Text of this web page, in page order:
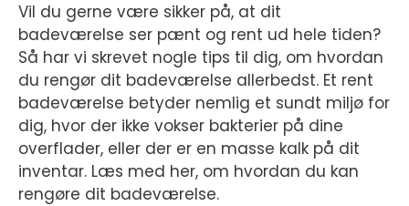
Vil du gerne være sikker på, at dit
badeværelse ser pænt og rent ud hele tiden?
Så har vi skrevet nogle tips til dig, om hvordan
du rengør dit badeværelse allerbedst. Et rent
badeværelse betyder nemlig et sundt miljø for
dig, hvor der ikke vokser bakterier på dine
overflader, eller der er en masse kalk på dit
inventar. Læs med her, om hvordan du kan
rengøre dit badeværelse.